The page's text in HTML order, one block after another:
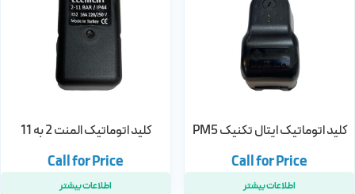
کلید اتوماتیک ایتال تکنیک PM5
اطلاعات بیشتر
کلید اتوماتیک المنت 2 به 11
اطلاعات بیشتر